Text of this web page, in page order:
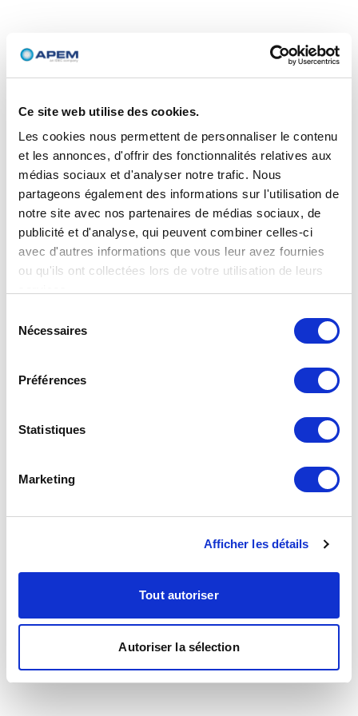
Ce site web utilise des cookies.
Les cookies nous permettent de personnaliser le contenu
et les annonces, d'offrir des fonctionnalités relatives aux
médias sociaux et d'analyser notre trafic. Nous
partageons également des informations sur l'utilisation de
notre site avec nos partenaires de médias sociaux, de
publicité et d'analyse, qui peuvent combiner celles-ci
avec d'autres informations que vous leur avez fournies
ou qu'ils ont collectées lors de votre utilisation de leurs
Nécessaires
Préférences
Statistiques
Marketing
Afficher les détails
Tout autoriser
Autoriser la sélection